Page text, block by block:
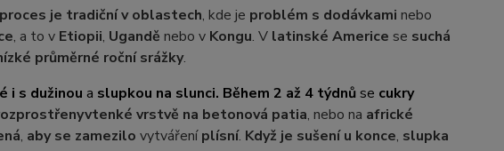
proces je tradiční v oblastech, kde je problém s dodávkami nebo
, a to v Etiopii, Ugandě nebo v Kongu. V latinské Americe se suchá
průměrné roční srážky.
i s dužinou a slupkou na slunci. Během 2 až 4 týdnůse cukry
vtenké vrstvě na betonová patia, nebo na africké
, aby se zamezilo vytvářeníplísní. Když je sušení u konce, slupka